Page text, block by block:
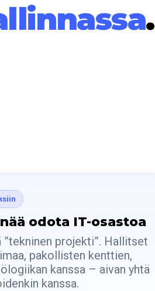
.
odota IT-osastoa
projekti”. Hallitset
pakollisten kenttien,
kanssa – aivan yhtä
kanssa.